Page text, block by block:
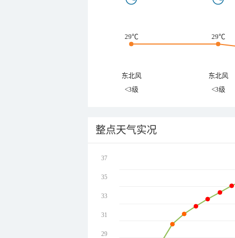
29℃
29℃
东北风 东北风
<3级
<3级
整点天气实况
37
35
33
31
29